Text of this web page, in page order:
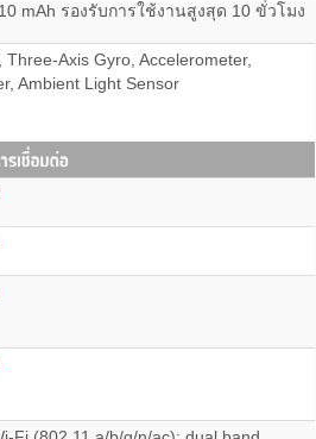
mAh รองรับการใช้งานสูงสุด 10 ขั่วโมง
Three-Axis Gyro, Accelerometer,
Ambient Light Sensor